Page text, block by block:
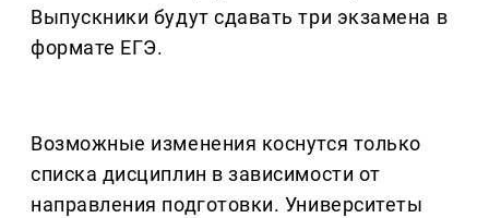
Выпускники будут сдавать три экзамена в
формате ЕГЭ.
Возможные изменения коснутся только
списка дисциплин в зависимости от
направления подготовки. Университеты